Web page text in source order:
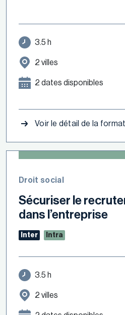
3.5 h
2 villes
2 dates disponibles
Voir le détail de la
Droit social
Sécuriser le
dans l’entreprise
Inter Intra
3.5 h
2 villes